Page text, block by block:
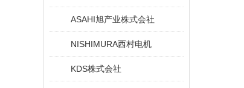
ASAHI旭产业株式会社
NISHIMURA西村电机
KDS株式会社